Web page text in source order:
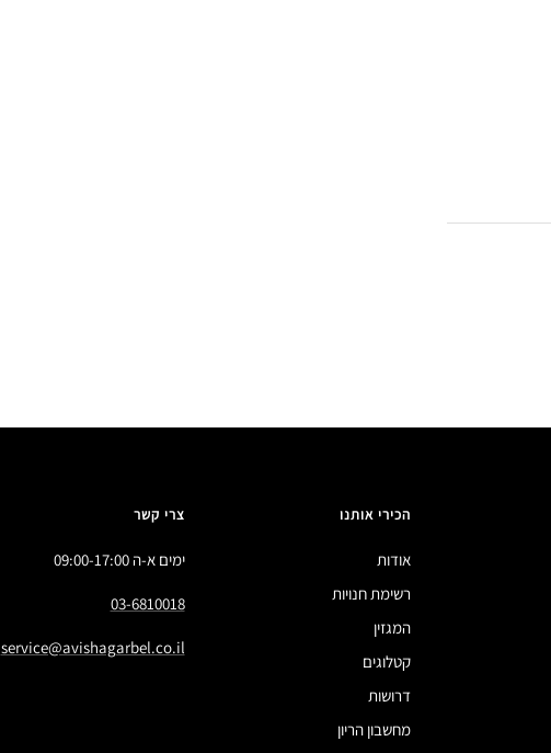
הכירי אותנו
אודות
רשימת חנויות
המגזין
קטלוגים
דרושות
מחשבון הריון
צרי קשר
ימים א-ה 09:00-17:00
03-6810018
service@avishagarbel.co.il